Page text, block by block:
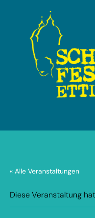
« Alle Veranstaltungen
Diese Veranstaltung